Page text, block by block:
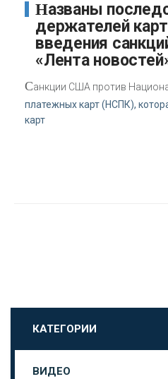
Названы последствия для
держателей
введения
«Лента
Санкции США против
платежных карт (НСПК),
карт
КАТЕГОРИИ
ВИДЕО